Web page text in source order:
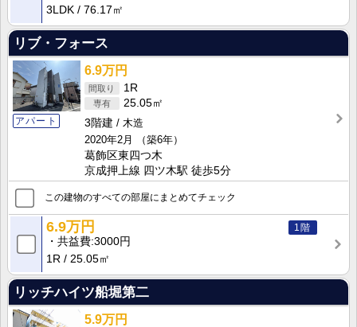
3LDK
76.17㎡
リブ・フォース
アパート
6.9万円
1R
25.05㎡
3階建
木造
2020年2月
（築6年）
葛飾区東四つ木
京成押上線 四ツ木駅 徒歩5分
この建物のすべての部屋にまとめてチェック
1階
6.9万円
共益費 3000円
1R
25.05㎡
リッチハイツ船堀第二
5.9万円